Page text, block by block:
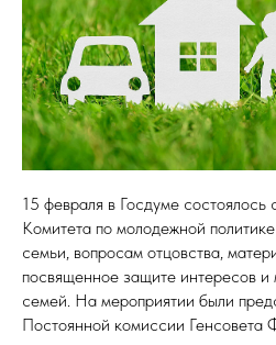
15 февраля в Госдуме
Комитета по молодежной
семьи, вопросам отцовства,
посвященное защите интересов
семей. На мероприятии были
Постоянной комиссии